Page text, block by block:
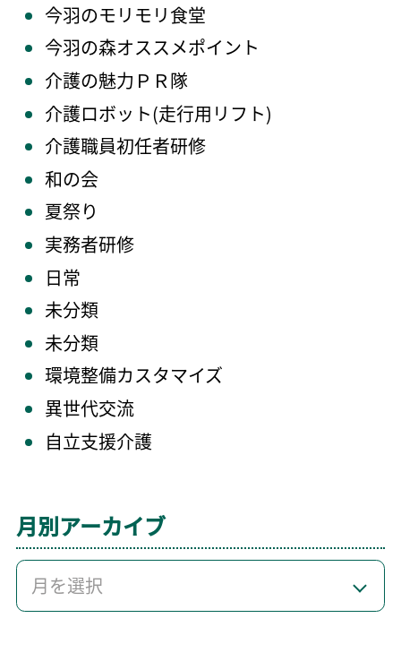
今羽のモリモリ食堂
今羽の森オススメポイント
介護の魅力ＰＲ隊
介護ロボット(走行用リフト)
介護職員初任者研修
和の会
夏祭り
実務者研修
日常
未分類
未分類
環境整備カスタマイズ
異世代交流
自立支援介護
月別アーカイブ